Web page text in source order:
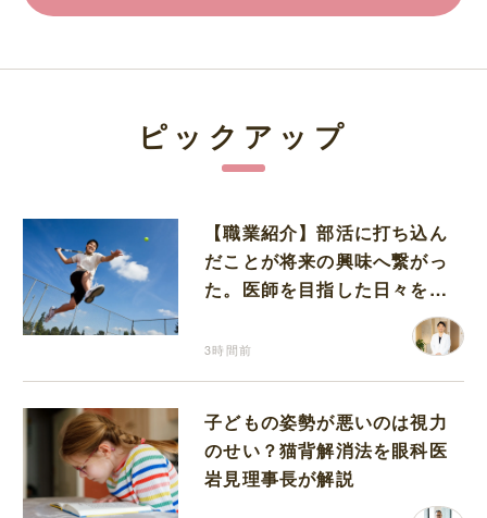
ピックアップ
【職業紹介】部活に打ち込ん
だことが将来の興味へ繋がっ
た。医師を目指した日々を振
3時間前
子どもの姿勢が悪いのは視力
のせい？猫背解消法を眼科医
岩見理事長が解説